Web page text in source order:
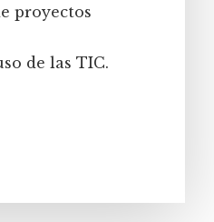
proyectos
de las TIC.